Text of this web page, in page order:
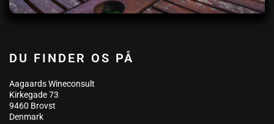
DU FINDER OS PÅ
Aagaards Wineconsult
Kirkegade 73
9460 Brovst
Denmark